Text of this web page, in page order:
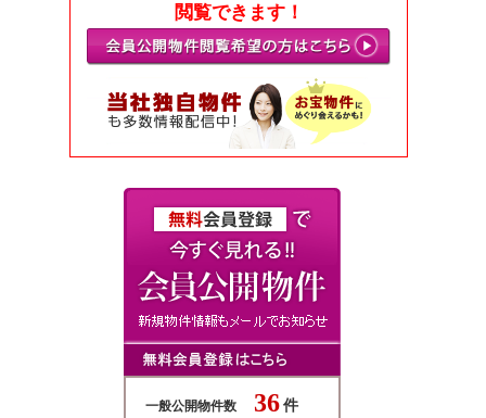
閲覧できます！
一般公開物件数 36 件